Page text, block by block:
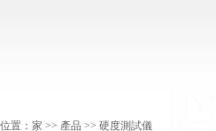
位置： 家 >> 產品 >> 硬度測試儀